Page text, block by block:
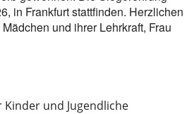
in Frankfurt stattfinden. Herzlichen
und ihrer Lehrkraft, Frau
Kinder und Jugendliche